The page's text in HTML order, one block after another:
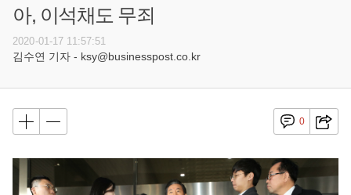
아, 이석채도 무죄
2020-01-17 11:57:51
김수연 기자 - ksy@businesspost.co.kr
0